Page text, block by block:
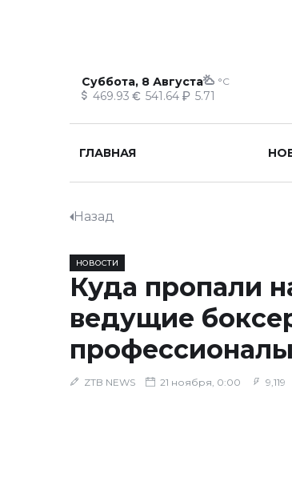
Суббота, 8 Августа °C
469.93 541.64 5.71
ГЛАВНАЯ
Назад
НОВОСТИ
Куда пропали
ведущие
ZTB NEWS 21 ноября, 0:00 9,119